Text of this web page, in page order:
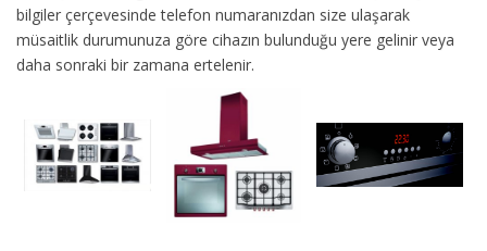
bilgiler çerçevesinde telefon numaranızdan size ulaşarak
müsaitlik durumunuza göre cihazın bulunduğu yere gelinir veya
daha sonraki bir zamana ertelenir.